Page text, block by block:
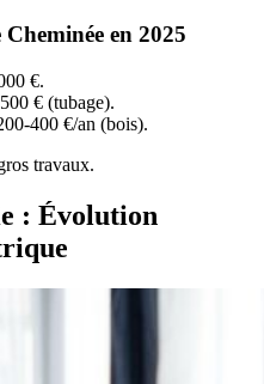
Cheminée en 2025
€.
€ (tubage).
400 €/an (bois).
travaux.
: Évolution